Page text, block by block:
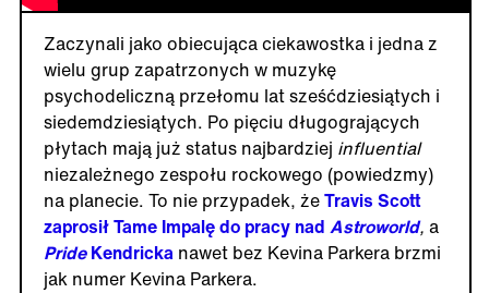
Zaczynali jako obiecująca ciekawostka i jedna z
wielu grup zapatrzonych w muzykę
psychodeliczną przełomu lat sześćdziesiątych i
siedemdziesiątych. Po pięciu długogrających
płytach mają już status najbardziej influential
niezależnego zespołu rockowego (powiedzmy)
na planecie. To nie przypadek, żeTravis Scott
zaprosił Tame Impalę do pracy nad Astroworld, a
PrideKendricka nawet bez Kevina Parkera brzmi
jak numer Kevina Parkera.